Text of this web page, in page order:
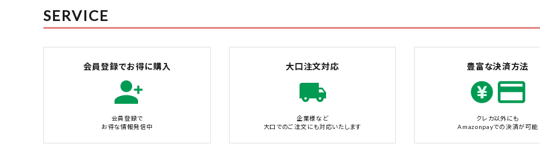
SERVICE
会員登録でお得に購入
会員登録で
お得な情報発信中
大口注文対応
企業様など
大口でのご注文にも対応いたします
豊富な決済方法
クレカ以外にも
Amazonpayでの決済が可能